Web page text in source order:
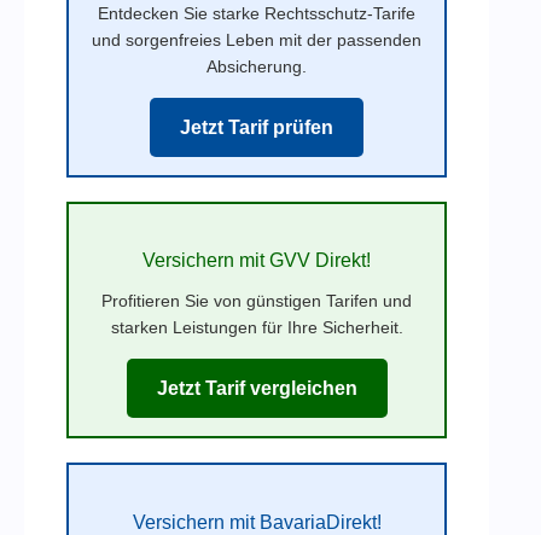
Entdecken Sie starke Rechtsschutz-Tarife
und sorgenfreies Leben mit der passenden
Absicherung.
Jetzt Tarif prüfen
Versichern mit GVV Direkt!
Profitieren Sie von günstigen Tarifen und
starken Leistungen für Ihre Sicherheit.
Jetzt Tarif vergleichen
Versichern mit BavariaDirekt!